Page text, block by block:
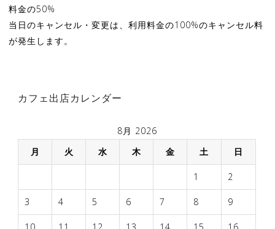
料金の50%
当日のキャンセル・変更は、利用料金の100%のキャンセル料
が発生します。
カフェ出店カレンダー
8月 2026
月
火 水 木 金 土 日
1 2
3 4 5 6 7 8 9